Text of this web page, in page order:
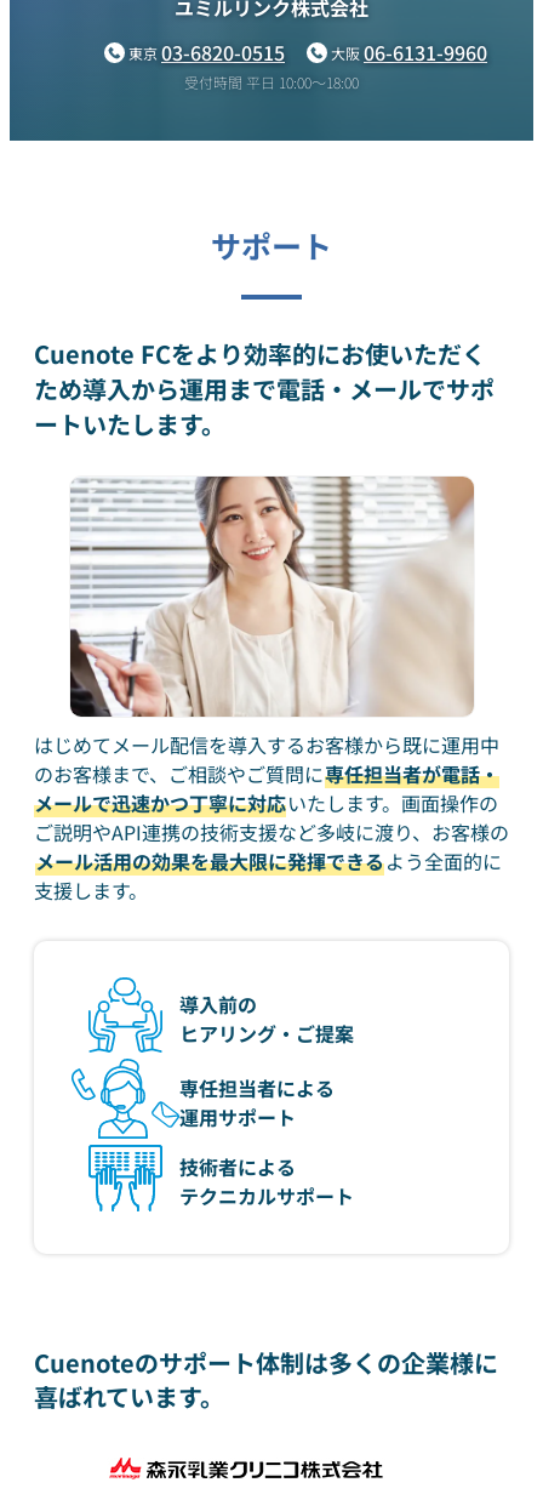
ユミルリンク株式会社
東京03-6820-0515 大阪06-6131-9960
受付時間 平日 10:00〜18:00
サポート
Cuenote FCをより効率的にお使いただく
ため導入から運用まで電話・メールでサポ
ートいたします。
はじめてメール配信を導入するお客様から既に運用中
のお客様まで、ご相談やご質問に専任担当者が電話・
メールで迅速かつ丁寧に対応いたします。画面操作の
ご説明やAPI連携の技術支援など多岐に渡り、お客様の
メール活用の効果を最大限に発揮できるよう全面的に
支援します。
導入前の
ヒアリング・ご提案
専任担当者による
運用サポート
技術者による
テクニカルサポート
Cuenoteのサポート体制は多くの企業様に
喜ばれています。